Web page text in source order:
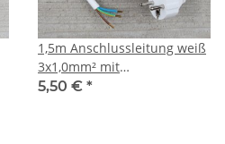
1,5m Anschlussleitung weiß
3x1,0mm² mit
Schutzkontakt-Stecker
5,50 € *